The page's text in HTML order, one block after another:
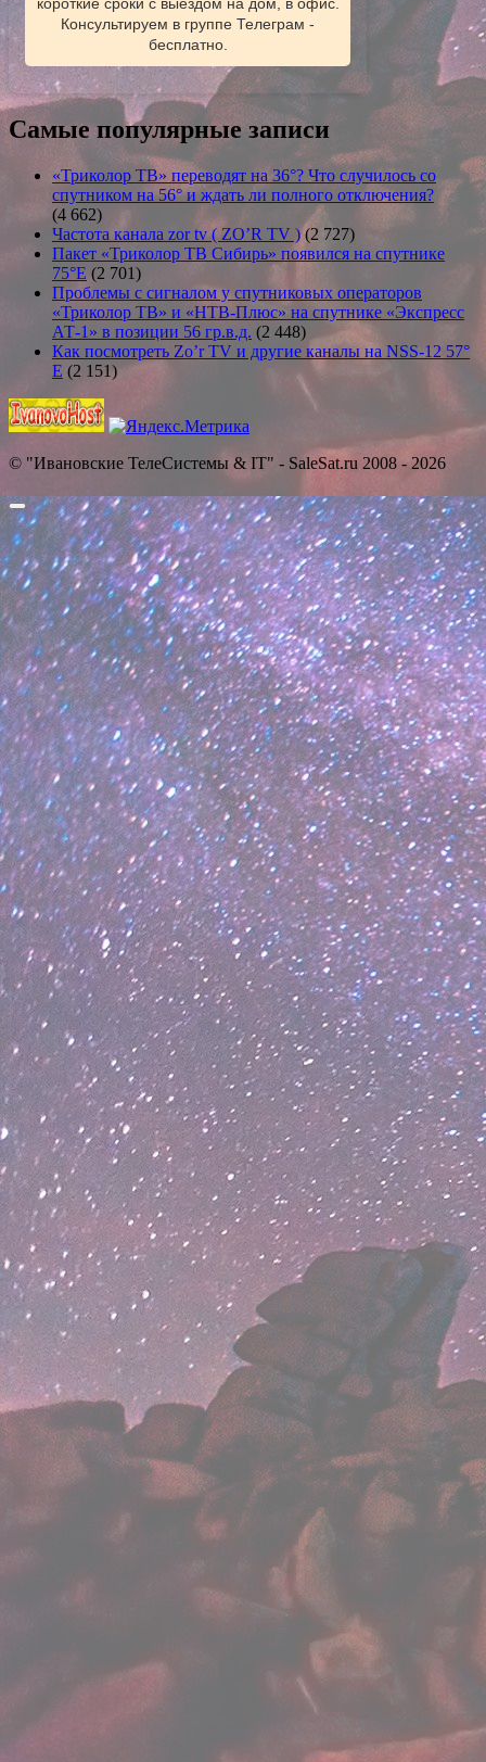
короткие сроки с выездом на дом, в офис.
Консультируем в группе Телеграм -
бесплатно.
Самые популярные записи
«Триколор ТВ» переводят на 36°? Что случилось со
спутником на 56° и ждать ли полного отключения?
(4 662)
Частота канала zor tv ( ZO’R TV ) (2 727)
Пакет «Триколор ТВ Сибирь» появился на спутнике
75°E (2 701)
Проблемы с сигналом у спутниковых операторов
«Триколор ТВ» и «НТВ-Плюс» на спутнике «Экспресс
АТ-1» в позиции 56 гр.в.д. (2 448)
Как посмотреть Zo’r TV и другие каналы на NSS-12 57°
E (2 151)
© "Ивановские ТелеСистемы & IT" - SaleSat.ru 2008 - 2026
Прокрутить
вверх